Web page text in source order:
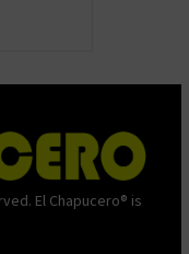
El Chapucero® is